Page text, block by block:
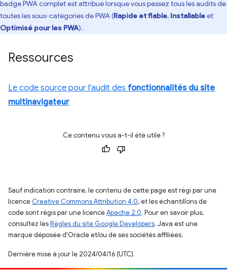
badge PWA complet est attribué lorsque vous passez tous les audits de
toutes les sous-catégories de PWA (Rapide et fiable, Installableet
Optimisé pour les PWA).
Ressources
Le code source pour l'audit des fonctionnalités du site
multinavigateur
Ce contenu vous a-t-il été utile ?
Sauf indication contraire, le contenu de cette page est régi par une
licence Creative Commons Attribution 4.0, et les échantillons de
code sont régis par une licenceApache 2.0. Pour en savoir plus,
consultez lesRègles du site Google Developers. Java est une
marque déposée d'Oracle et/ou de ses sociétés affiliées.
Dernière mise à jour le 2024/04/16 (UTC).